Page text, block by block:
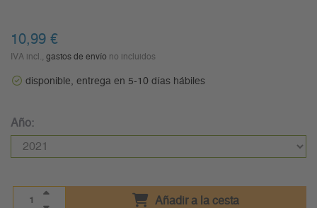
10,99 €
IVA incl., gastos de envío no incluidos
disponible, entrega en 5-10 días hábiles
Año:
Añadir a la cesta